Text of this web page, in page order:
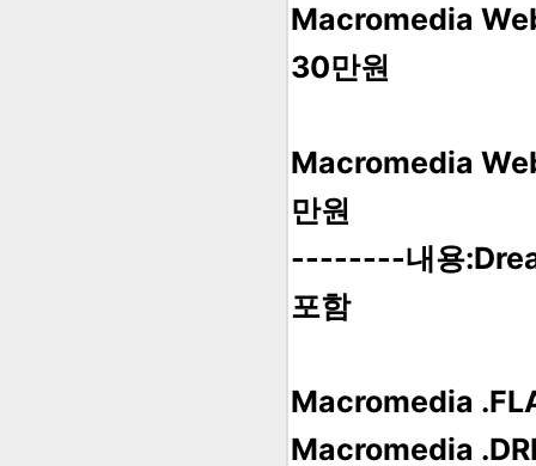
Macromedia
30만원
Macromedia
만원
--------내용
포함
Macromedia
Macromedia